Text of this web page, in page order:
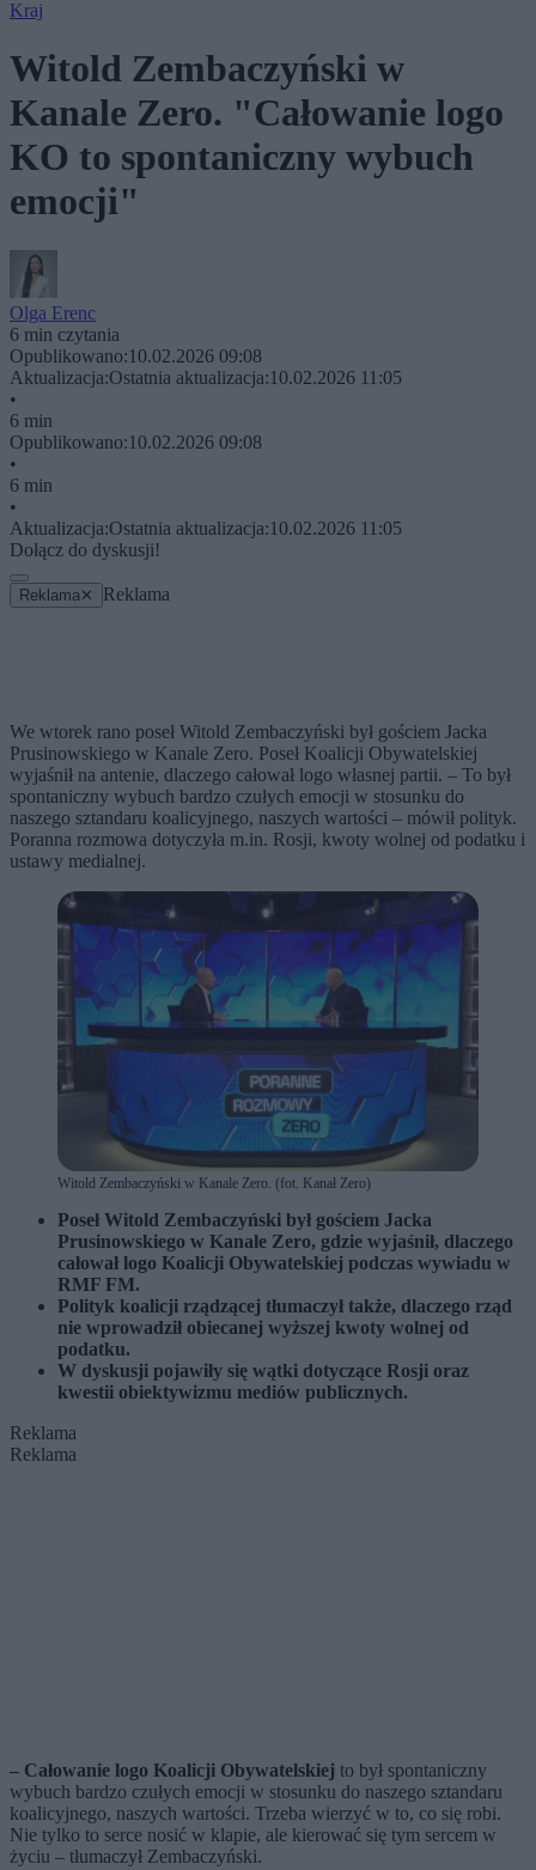
Kraj
Witold Zembaczyński w
Kanale Zero. "Całowanie logo
KO to spontaniczny wybuch
emocji"
Olga Erenc
6 min czytania
Opublikowano:10.02.2026 09:08
Aktualizacja:Ostatnia aktualizacja:10.02.2026 11:05
•
6 min
Opublikowano:10.02.2026 09:08
•
6 min
•
Aktualizacja:Ostatnia aktualizacja:10.02.2026 11:05
Dołącz do dyskusji!
Reklama ✕ Reklama
We wtorek rano poseł Witold Zembaczyński był gościem Jacka
Prusinowskiego w Kanale Zero. Poseł Koalicji Obywatelskiej
wyjaśnił na antenie, dlaczego całował logo własnej partii. – To był
spontaniczny wybuch bardzo czułych emocji w stosunku do
naszego sztandaru koalicyjnego, naszych wartości – mówił polityk.
Poranna rozmowa dotyczyła m.in. Rosji, kwoty wolnej od podatku i
ustawy medialnej.
Witold Zembaczyński w Kanale Zero. (fot. Kanał Zero)
Poseł Witold Zembaczyński był gościem Jacka
Prusinowskiego w Kanale Zero, gdzie wyjaśnił, dlaczego
całował logo Koalicji Obywatelskiej podczas wywiadu w
RMF FM.
Polityk koalicji rządzącej tłumaczył także, dlaczego rząd
nie wprowadził obiecanej wyższej kwoty wolnej od
podatku.
W dyskusji pojawiły się wątki dotyczące Rosji oraz
kwestii obiektywizmu mediów publicznych.
Reklama
Reklama
– Całowanie logo Koalicji Obywatelskiej to był spontaniczny
wybuch bardzo czułych emocji w stosunku do naszego sztandaru
koalicyjnego, naszych wartości. Trzeba wierzyć w to, co się robi.
Nie tylko to serce nosić w klapie, ale kierować się tym sercem w
życiu – tłumaczył Zembaczyński.